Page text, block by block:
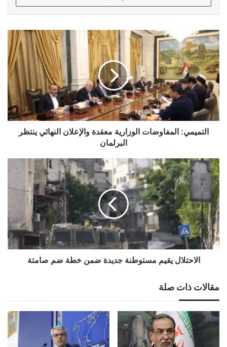
التميمي:
المفاوضات
الوزارية
معقدة
والإعلان
النهائي
ينتظر
البرلمان
التميمي: المفاوضات الوزارية معقدة والإعلان النهائي ينتظر
البرلمان
الاحتلال
يقيم
مستوطنة
جديدة
ضمن
خطة
ضم
صامتة
الاحتلال يقيم مستوطنة جديدة ضمن خطة ضم صامتة
مقالات ذات صلة